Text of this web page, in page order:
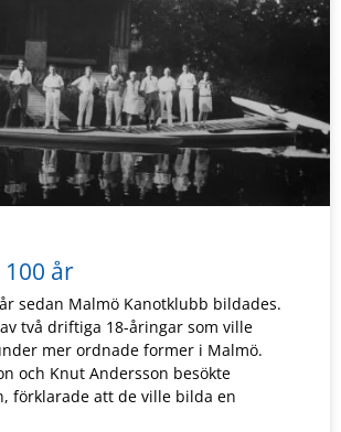
100 år
sedan Malmö Kanotklubb bildades.
två driftiga 18-åringar som ville
mer ordnade former i Malmö.
och Knut Andersson besökte
förklarade att de ville bilda en